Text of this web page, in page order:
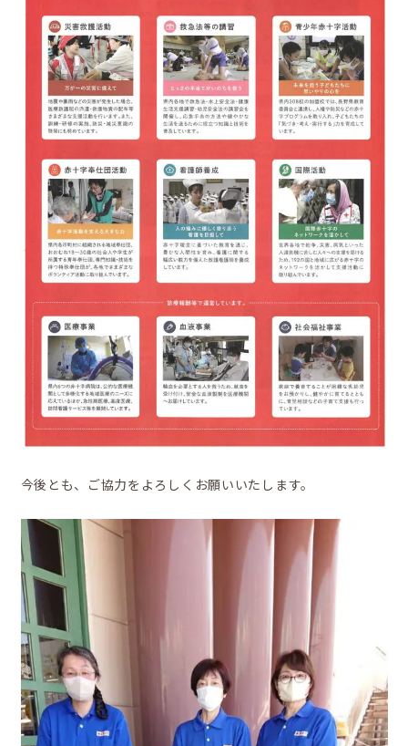
鼎地区の魅力
移住をお考えの方へ
お問合せ
今後とも、ご協力をよろしくお願いいたします。